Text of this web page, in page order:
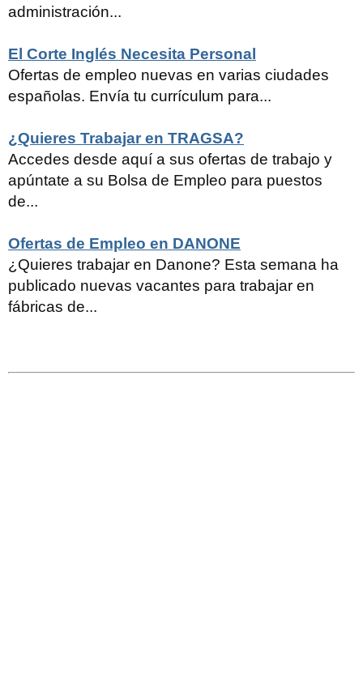
administración...
El Corte Inglés Necesita Personal
Ofertas de empleo nuevas en varias ciudades
españolas. Envía tu currículum para...
¿Quieres Trabajar en TRAGSA?
Accedes desde aquí a sus ofertas de trabajo y
apúntate a su Bolsa de Empleo para puestos
de...
Ofertas de Empleo en DANONE
¿Quieres trabajar en Danone? Esta semana ha
publicado nuevas vacantes para trabajar en
fábricas de...